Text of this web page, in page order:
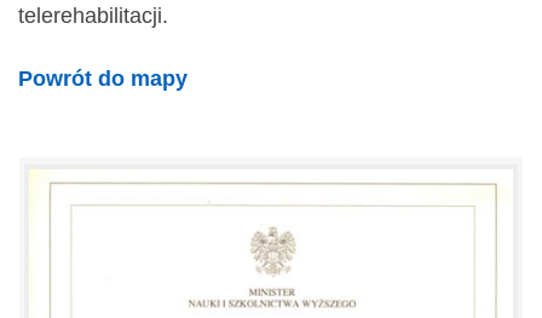
telerehabilitacji.
Powrót do mapy